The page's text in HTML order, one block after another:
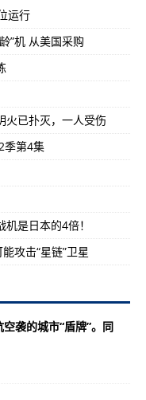
运行
”机 从美国采购
火已扑灭，一人受伤
季第4集
是日本的4倍！
攻击“星链”卫星
袭的城市“盾牌”。同